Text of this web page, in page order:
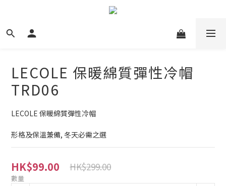
LECOLE 保暖綿質彈性冷帽
TRD06
LECOLE 保暖綿質彈性冷帽
形格及保溫兼備, 冬天必需之選
HK$99.00 HK$299.00
數量